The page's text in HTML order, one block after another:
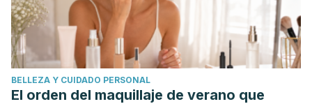
BELLEZA Y CUIDADO PERSONAL
El orden del maquillaje de verano que